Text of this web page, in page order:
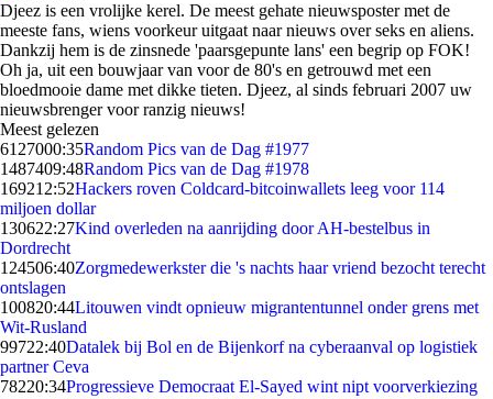
Djeez is een vrolijke kerel. De meest gehate nieuwsposter met de
meeste fans, wiens voorkeur uitgaat naar nieuws over seks en aliens.
Dankzij hem is de zinsnede 'paarsgepunte lans' een begrip op FOK!
Oh ja, uit een bouwjaar van voor de 80's en getrouwd met een
bloedmooie dame met dikke tieten. Djeez, al sinds februari 2007 uw
nieuwsbrenger voor ranzig nieuws!
Meest gelezen
6127000:35Random Pics van de Dag #1977
1487409:48Random Pics van de Dag #1978
169212:52Hackers roven Coldcard-bitcoinwallets leeg voor 114
miljoen dollar
130622:27Kind overleden na aanrijding door AH-bestelbus in
Dordrecht
124506:40Zorgmedewerkster die 's nachts haar vriend bezocht terecht
ontslagen
100820:44Litouwen vindt opnieuw migrantentunnel onder grens met
Wit-Rusland
99722:40Datalek bij Bol en de Bijenkorf na cyberaanval op logistiek
partner Ceva
78220:34Progressieve Democraat El-Sayed wint nipt voorverkiezing